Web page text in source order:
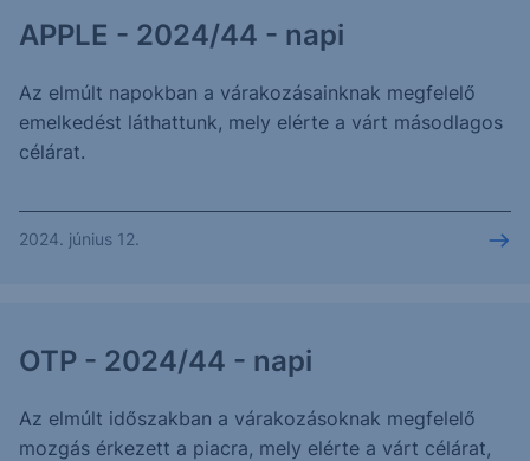
APPLE - 2024/44 - napi
Az elmúlt napokban a várakozásainknak megfelelő
emelkedést láthattunk, mely elérte a várt másodlagos
célárat.
2024. június 12.
OTP - 2024/44 - napi
Az elmúlt időszakban a várakozásoknak megfelelő
mozgás érkezett a piacra, mely elérte a várt célárat,